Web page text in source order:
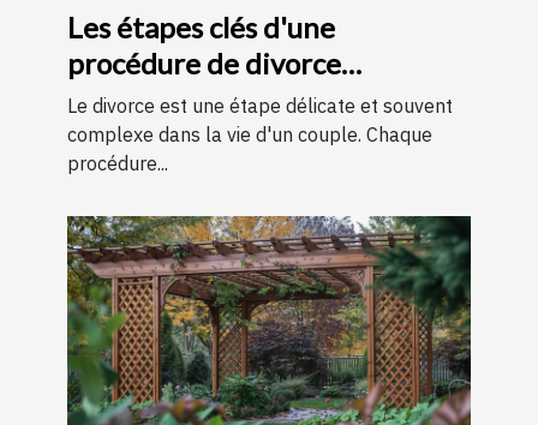
Les étapes clés d'une
procédure de divorce
expliquées simplement
Le divorce est une étape délicate et souvent
complexe dans la vie d'un couple. Chaque
procédure...